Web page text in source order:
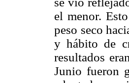
el menor.
peso seco
y hábito de
resultados
Junio fueron